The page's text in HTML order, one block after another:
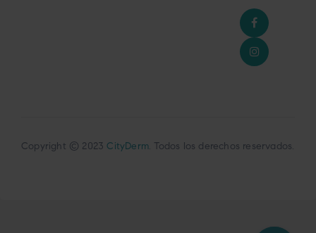
Copyright © 2023 CityDerm. Todos los derechos reservados.